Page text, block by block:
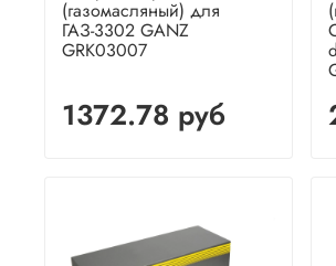
(газомасляный) для
ГАЗ-3302 GANZ
GRK03007
1372.78 руб